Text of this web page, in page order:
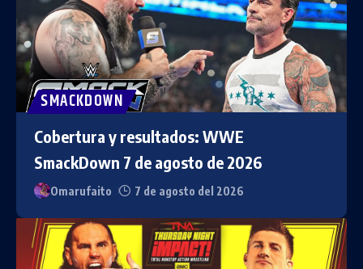
SMACKDOWN
Cobertura y resultados: WWE
SmackDown 7 de agosto de 2026
Omarufaito 7 de agosto del 2026